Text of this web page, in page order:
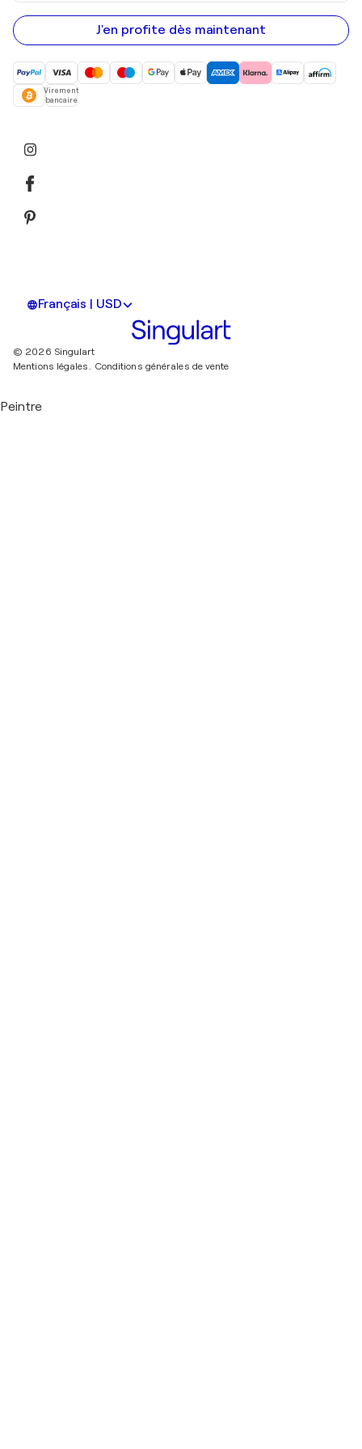
e-
mail
J'en profite dès maintenant
Virement
bancaire
Français | USD
© 2026 Singulart
Mentions légales. Conditions générales de vente
Peintre